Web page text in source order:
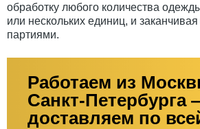
обработку любого количества
или нескольких единиц, и
партиями.
Работаем из
Санкт-Петербурга
доставляем по